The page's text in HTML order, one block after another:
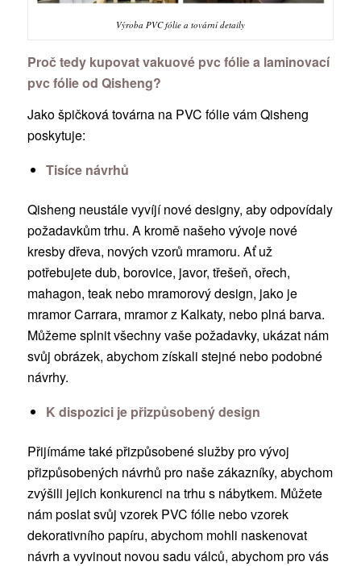
Výroba PVC fólie a tovární detaily
Proč tedy kupovat vakuové pvc fólie a laminovací
pvc fólie od Qisheng?
Jako špičková továrna na PVC fólie vám Qisheng
poskytuje:
Tisíce návrhů
Qisheng neustále vyvíjí nové designy, aby odpovídaly
požadavkům trhu. A kromě našeho vývoje nové
kresby dřeva, nových vzorů mramoru. Ať už
potřebujete dub, borovice, javor, třešeň, ořech,
mahagon, teak nebo mramorový design, jako je
mramor Carrara, mramor z Kalkaty, nebo plná barva.
Můžeme splnit všechny vaše požadavky, ukázat nám
svůj obrázek, abychom získali stejné nebo podobné
návrhy.
K dispozici je přizpůsobený design
Přijímáme také přizpůsobené služby pro vývoj
přizpůsobených návrhů pro naše zákazníky, abychom
zvýšili jejich konkurenci na trhu s nábytkem. Můžete
nám poslat svůj vzorek PVC fólie nebo vzorek
dekorativního papíru, abychom mohli naskenovat
návrh a vyvinout novou sadu válců, abychom pro vás